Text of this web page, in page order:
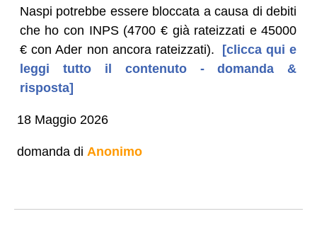
Naspi potrebbe essere bloccata a causa di debiti
che ho con INPS (4700 € già rateizzati e 45000
€ con Ader non ancora rateizzati).
[clicca qui e
leggi tutto il contenuto - domanda &
risposta]
18 Maggio 2026
domanda di Anonimo